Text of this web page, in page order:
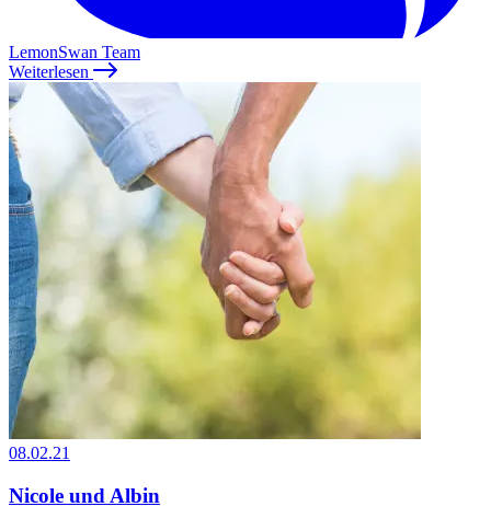
LemonSwan Team
Weiterlesen
08.02.21
Nicole und Albin